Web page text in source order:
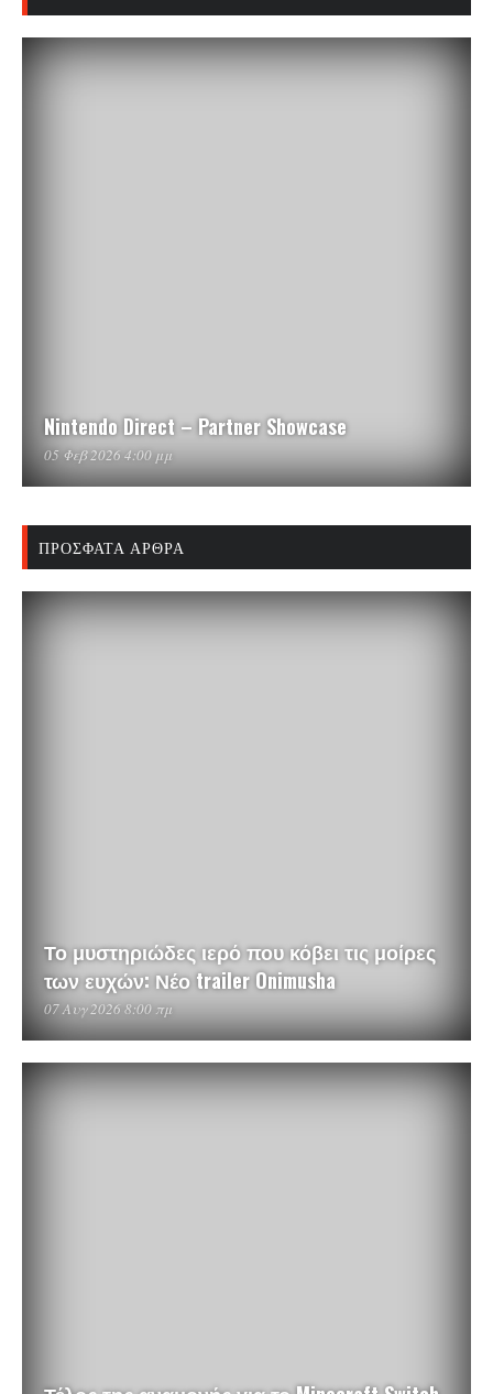
Nintendo Direct – Partner Showcase
05 Φεβ 2026 4:00 μμ
ΠΡΌΣΦΑΤΑ ΆΡΘΡΑ
Το μυστηριώδες ιερό που κόβει τις μοίρες
των ευχών: Νέο trailer Onimusha
07 Αυγ 2026 8:00 πμ